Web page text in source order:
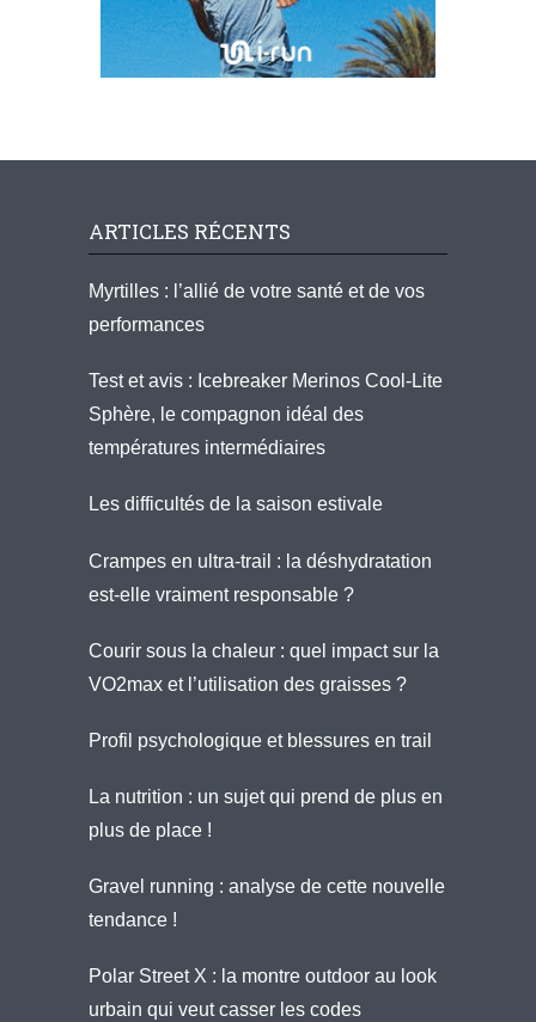
ARTICLES RÉCENTS
Myrtilles : l’allié de votre santé et de vos
performances
Test et avis : Icebreaker Merinos Cool-Lite
Sphère, le compagnon idéal des
températures intermédiaires
Les difficultés de la saison estivale
Crampes en ultra-trail : la déshydratation
est-elle vraiment responsable ?
Courir sous la chaleur : quel impact sur la
VO2max et l’utilisation des graisses ?
Profil psychologique et blessures en trail
La nutrition : un sujet qui prend de plus en
plus de place !
Gravel running : analyse de cette nouvelle
tendance !
Polar Street X : la montre outdoor au look
urbain qui veut casser les codes